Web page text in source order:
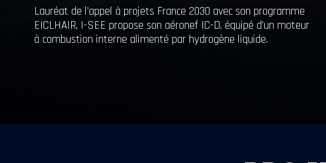
Lauréat de l’appel à projets France 2030 avec son programme
EICLHAIR, I-SEE propose son aéronef IC-D, équipé d’un moteur
à combustion interne alimenté par hydrogène liquide.